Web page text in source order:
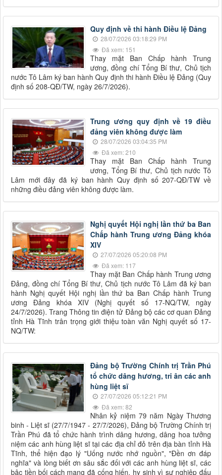
Quy định về thi hành Điều lệ Đảng
28/07/2026 03:18:29 PM
Đã xem: 151
Thay mặt Ban Chấp hành Trung
ương, đồng chí Tổng Bí thư, Chủ tịch
nước Tô Lâm ký ban hành Quy định thi hành Điều lệ Đảng (Quy
định số 208-QĐ/TW, ngày 26/7/2026).
Trung ương quy định về 19 điều
đảng viên không được làm
28/07/2026 03:04:35 PM
Đã xem: 210
Thay mặt Ban Chấp hành Trung
ương, Tổng Bí thư, Chủ tịch nước Tô
Lâm mới đây đã ký ban hành Quy định số 207-QĐ/TW về
những điều đảng viên không được làm.
Nghị quyết Hội nghị lần thứ ba Ban
Chấp hành Trung ương Đảng khóa
XIV
27/07/2026 05:20:08 PM
Đã xem: 117
Thay mặt Ban Chấp hành Trung ương
Đảng, đồng chí Tổng Bí thư, Chủ tịch nước Tô Lâm đã ký ban
hành Nghị quyết Hội nghị lần thứ ba Ban Chấp hành Trung
ương Đảng khóa XIV (Nghị quyết số 17-NQ/TW, ngày
24/7/2026). Trang Thông tin điện tử Đảng bộ các cơ quan Đảng
tỉnh Hà Tĩnh trân trọng giới thiệu toàn văn Nghị quyết số 17-
NQ/TW:
Đảng bộ Trường Chính trị Trần Phú
tổ chức dâng hương, tri ân các anh
hùng liệt sĩ
27/07/2026 05:12:21 PM
Đã xem: 82
Nhân kỷ niệm 79 năm Ngày Thương
binh - Liệt sĩ (27/7/1947 - 27/7/2026), Đảng bộ Trường Chính trị
Trần Phú đã tổ chức hành trình dâng hương, dâng hoa tưởng
niệm các anh hùng liệt sĩ tại các địa chỉ đỏ trên địa bàn tỉnh Hà
Tĩnh, thể hiện đạo lý "Uống nước nhớ nguồn", "Đền ơn đáp
nghĩa" và lòng biết ơn sâu sắc đối với các anh hùng liệt sĩ, các
bậc tiền bối cách mạng đã cống hiến, hy sinh vì sự nghiệp đấu